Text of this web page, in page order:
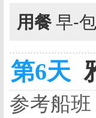
用餐 早-
第6天
参考船班